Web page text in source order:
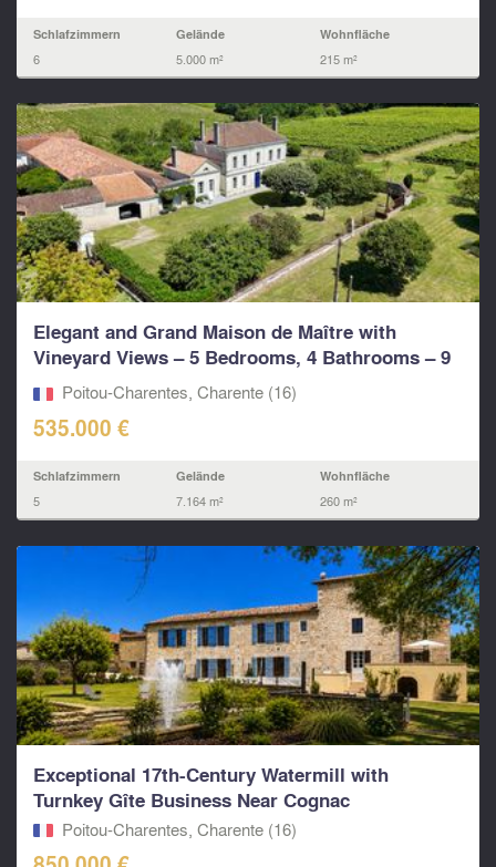
Schlafzimmern
6
Gelände
5.000 m²
Wohnfläche
215 m²
Elegant and Grand Maison de Maître with
Vineyard Views – 5 Bedrooms, 4 Bathrooms – 9
km from...
Poitou-Charentes, Charente (16)
535.000 €
Schlafzimmern
5
Gelände
7.164 m²
Wohnfläche
260 m²
Exceptional 17th-Century Watermill with
Turnkey Gîte Business Near Cognac
Poitou-Charentes, Charente (16)